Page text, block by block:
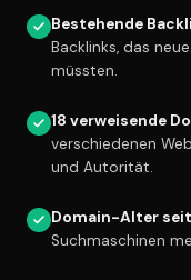
Bestehende
Backlinks, das
müssten.
18 verweisende
verschiedenen
und Autorität.
Domain-Alter
Suchmaschinen